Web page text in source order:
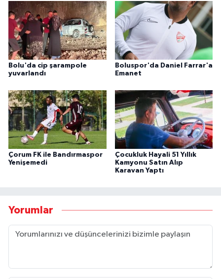
Bolu'da cip şarampole
yuvarlandı
Boluspor'da Daniel Farrar'a
Emanet
Çorum FK ile Bandırmaspor
Yenişemedi
Çocukluk Hayali 51 Yıllık
Kamyonu Satın Alıp
Karavan Yaptı
Yorumlar